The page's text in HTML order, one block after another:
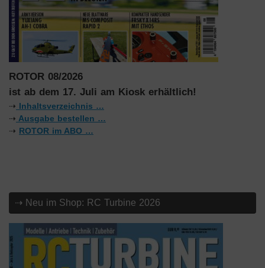
ROTOR 08/2026
ist ab dem 17. Juli am Kiosk erhältlich!
⇢ Inhaltsverzeichnis …
⇢ Ausgabe bestellen …
⇢ ROTOR im ABO …
⇢ Neu im Shop: RC Turbine 2026